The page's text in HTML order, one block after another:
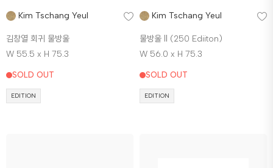
Kim Tschang Yeul
김창열 회귀 물방울
W 55.5 x H 75.3
SOLD OUT
EDITION
Kim Tschang Yeul
물방울 Ⅱ (250 Ediiton)
W 56.0 x H 75.3
SOLD OUT
EDITION